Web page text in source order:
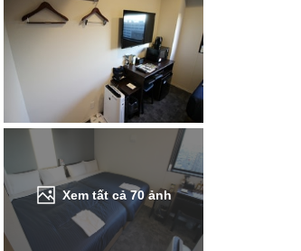
Xem tất cả70ảnh